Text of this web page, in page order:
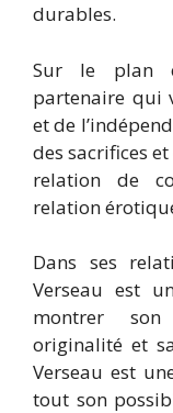
durables.
Sur le plan
partenaire qui
et de
des sacrifices
relation de
relation
Dans ses
Verseau est
montrer
originalité et
Verseau est
tout son